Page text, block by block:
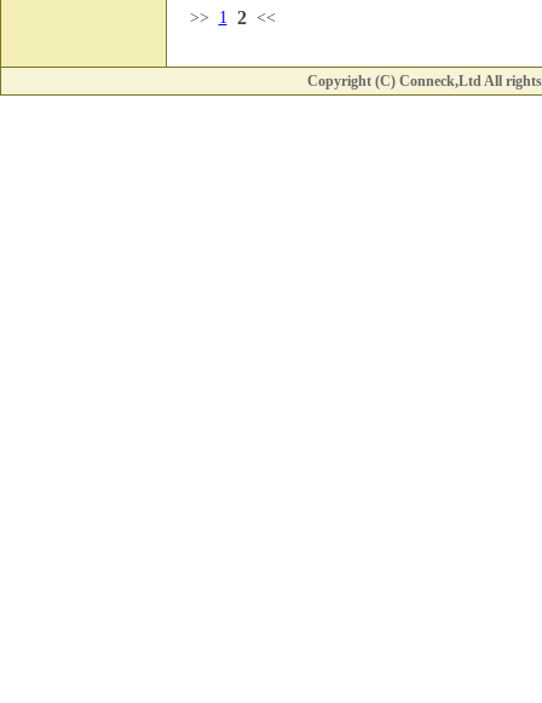
>> 1 2 <<
Copyright (C) Conneck,Ltd All rights